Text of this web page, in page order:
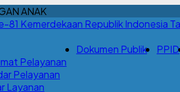
ANAK
Pelayanan
Pelayanan
Layanan
Dokumen Publik PPID